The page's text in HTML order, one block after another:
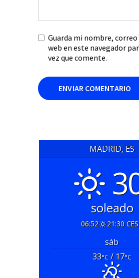
Guarda mi nombre,
web en este navegador
vez que comente.
MADRID, ES
soleado
06:52 21:30
sáb
33°C/ 17°C